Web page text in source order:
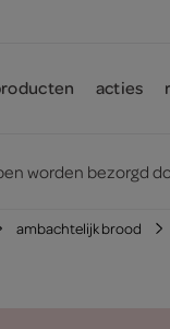
acties
worden bezorgd
ambachtelijk brood